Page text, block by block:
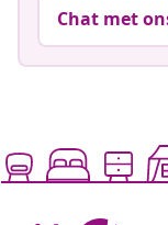
Chat met